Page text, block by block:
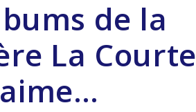
de la
La Courte